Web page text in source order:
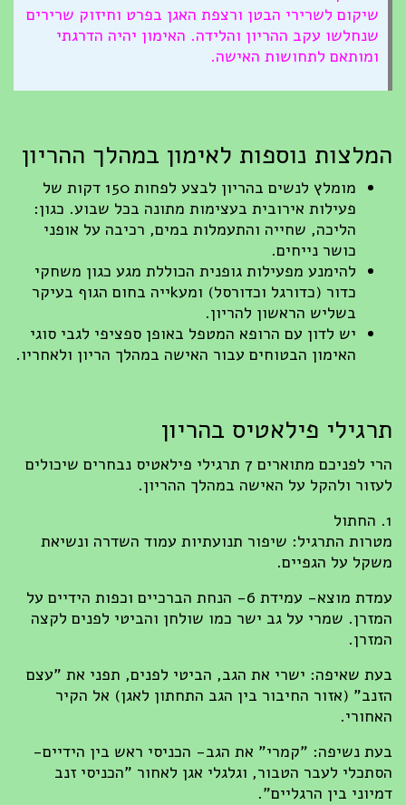
שיקום לשרירי הבטן ורצפת האגן בפרט וחיזוק שרירים
שנחלשו עקב ההריון והלידה. האימון יהיה הדרגתי
ומותאם לתחושות האישה.
המלצות נוספות לאימון במהלך ההריון
מומלץ לנשים בהריון לבצע לפחות 150 דקות של
פעילות אירובית בעצימות מתונה בכל שבוע. כגון:
הליכה, שחייה והתעמלות במים, רכיבה על אופני
כושר נייחים.
להימנע מפעילות גופנית הכוללת מגע כגון משחקי
כדור (כדורגל וכדורסל) ומעkייה בחום הגוף בעיקר
בשליש הראשון להריון.
יש לדון עם הרופא המטפל באופן ספציפי לגבי סוגי
האימון הבטוחים עבור האישה במהלך הריון ולאחריו.
תרגילי פילאטיס בהריון
הרי לפניכם מתוארים 7 תרגילי פילאטיס נבחרים שיכולים
לעזור ולהקל על האישה במהלך ההריון.
מטרות התרגיל: שיפור תנועתיות עמוד השדרה ונשיאת
משקל על הגפיים.
עמדת מוצא- עמידת 6- הנחת הברכיים וכפות הידיים על
המזרן. שמרי על גב ישר כמו שולחן והביטי לפנים לקצה
המזרן.
בעת שאיפה: ישרי את הגב, הביטי לפנים, תפני את "עצם
הזנב" (אזור החיבור בין הגב התחתון לאגן) אל הקיר
האחורי.
בעת נשיפה: "קמרי" את הגב- הכניסי ראש בין הידיים-
הסתכלי לעבר הטבור, וגלגלי אגן לאחור "הכניסי זנב
דמיוני בין הרגליים".